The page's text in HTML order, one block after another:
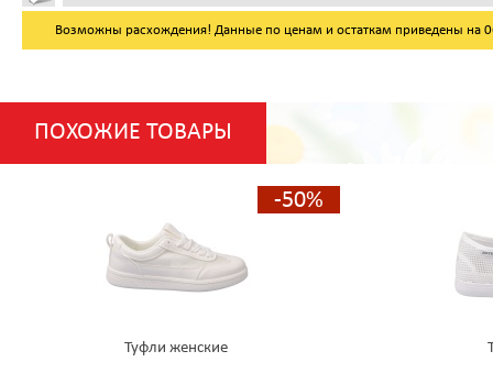
Возможны расхождения! Данные по ценам и остаткам приведены на
ПОХОЖИЕ ТОВАРЫ
-50%
Туфли женские